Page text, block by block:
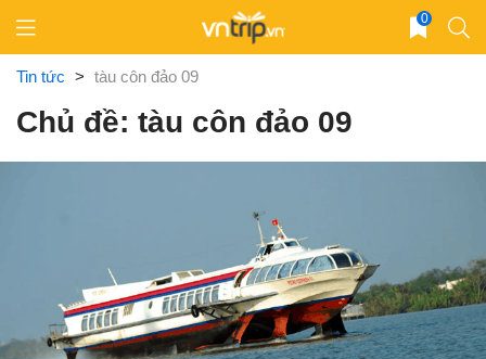
content
0
Tin tức > tàu côn đảo 09
Chủ đề: tàu côn đảo 09